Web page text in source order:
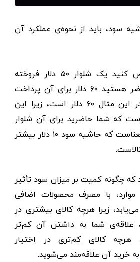
سود، باید از نحوه‌ی عملکرد آن
به عنوان مثال، فرض کنید یک شلوار ۵۰‌ دلار فروخته
می‌شود، اما شما حاضر هستید ۶۰‌ دلار برای آن پرداخت
کنید. حاشیه سود در این مثال ۶۰ دلار است، زیرا این
که شما حاضرید برای آن شلوار
بپردازید. این بدان معناست که حاشیه سود ۱۰ دلار بیشتر
که چگونه کمیت بر میزان سود تأثیر
موارد، با مصرف محصولات اضافی
زیرا هرچه کالای بیشتری در
علاقه‌ی شما به داشتن آن کم‌تر
هرچه کالای کم‌تری در اختیار
خرید آن علاقه‌مند می‌شوید.